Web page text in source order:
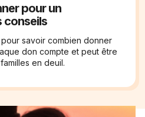
pour un
conseils
savoir combien donner
don compte et peut être
en deuil.